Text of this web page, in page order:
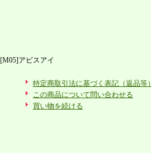
[M05]アビスアイ
特定商取引法に基づく表記（返品等）
この商品について問い合わせる
買い物を続ける